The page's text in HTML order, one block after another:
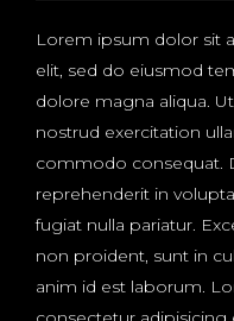
Lorem ipsum dolor sit
elit, sed do eiusmod
dolore magna aliqua.
nostrud exercitation
commodo consequat.
reprehenderit in
fugiat nulla pariatur.
non proident, sunt in
anim id est laborum.